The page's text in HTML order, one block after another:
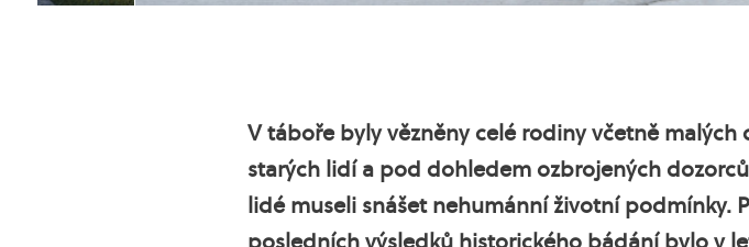
V táboře byly vězněny celé rodiny včetně malých
starých lidí a pod dohledem ozbrojených
lidé museli snášet nehumánní životní podmínky.